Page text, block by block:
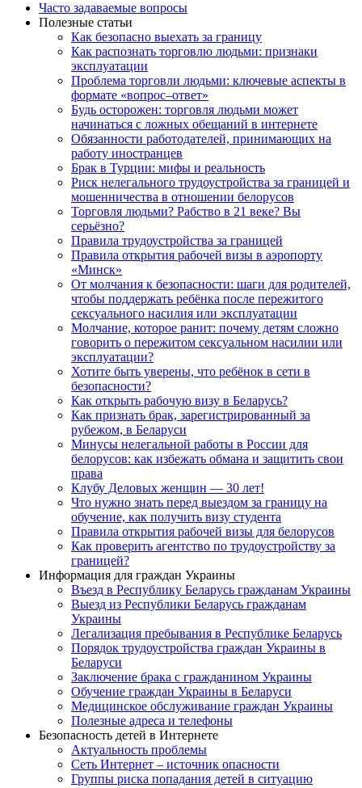
Часто задаваемые вопросы
Полезные статьи
Как безопасно выехать за границу
Как распознать торговлю людьми: признаки
эксплуатации
Проблема торговли людьми: ключевые аспекты в
формате «вопрос–ответ»
Будь осторожен: торговля людьми может
начинаться с ложных обещаний в интернете
Обязанности работодателей, принимающих на
работу иностранцев
Брак в Турции: мифы и реальность
Риск нелегального трудоустройства за границей и
мошенничества в отношении белорусов
Торговля людьми? Рабство в 21 веке? Вы
серьёзно?
Правила трудоустройства за границей
Правила открытия рабочей визы в аэропорту
«Минск»
От молчания к безопасности: шаги для родителей,
чтобы поддержать ребёнка после пережитого
сексуального насилия или эксплуатации
Молчание, которое ранит: почему детям сложно
говорить о пережитом сексуальном насилии или
эксплуатации?
Хотите быть уверены, что ребёнок в сети в
безопасности?
Как открыть рабочую визу в Беларусь?
Как признать брак, зарегистрированный за
рубежом, в Беларуси
Минусы нелегальной работы в России для
белорусов: как избежать обмана и защитить свои
права
Клубу Деловых женщин — 30 лет!
Что нужно знать перед выездом за границу на
обучение, как получить визу студента
Правила открытия рабочей визы для белорусов
Как проверить агентство по трудоустройству за
границей?
Информация для граждан Украины
Въезд в Республику Беларусь гражданам Украины
Выезд из Республики Беларусь гражданам
Украины
Легализация пребывания в Республике Беларусь
Порядок трудоустройства граждан Украины в
Беларуси
Заключение брака с гражданином Украины
Обучение граждан Украины в Беларуси
Медицинское обслуживание граждан Украины
Полезные адреса и телефоны
Безопасность детей в Интернете
Актуальность проблемы
Сеть Интернет – источник опасности
Группы риска попадания детей в ситуацию